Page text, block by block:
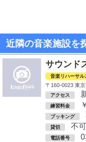
近隣の音楽施設を
サウンド
音楽リハーサル
〒160-0023 東
アクセス
練習料金
ブッキング
貸切 不可
電話番号